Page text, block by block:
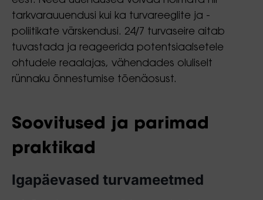
tarkvarauuendusi kui ka turvareeglite ja -
poliitikate värskendusi. 24/7 turvaseire aitab
tuvastada ja reageerida potentsiaalsetele
ohtudele reaalajas, vähendades oluliselt
rünnaku õnnestumise tõenäosust.
Soovitused ja parimad
praktikad
Igapäevased turvameetmed